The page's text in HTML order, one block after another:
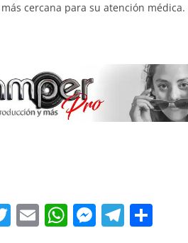
cercana para su atención médica.
T E W M T